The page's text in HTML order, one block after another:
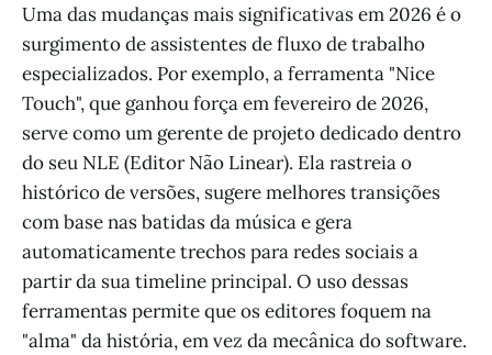
Uma das mudanças mais significativas em 2026 é o
surgimento de assistentes de fluxo de trabalho
especializados. Por exemplo, a ferramenta "Nice
Touch", que ganhou força em fevereiro de 2026,
serve como um gerente de projeto dedicado dentro
do seu NLE (Editor Não Linear). Ela rastreia o
histórico de versões, sugere melhores transições
com base nas batidas da música e gera
automaticamente trechos para redes sociais a
partir da sua timeline principal. O uso dessas
ferramentas permite que os editores foquem na
"alma" da história, em vez da mecânica do software.